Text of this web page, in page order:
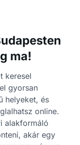
ma!
keresel
gyorsan
helyeket, és
online.
alakformáló
akár egy